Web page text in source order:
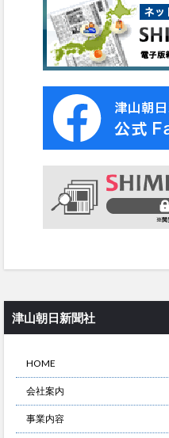
津山朝日新聞社
HOME
会社案内
事業内容